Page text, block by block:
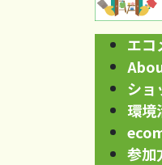
エコ
ショ
環境
参加